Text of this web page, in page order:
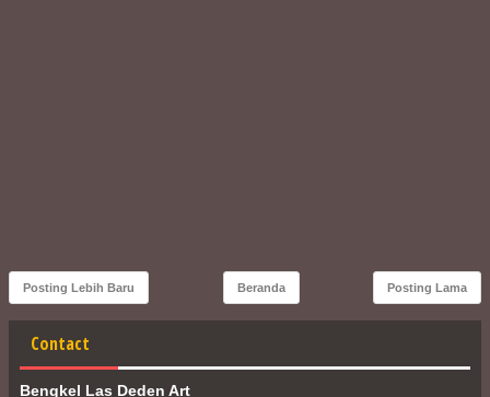
Posting Lebih Baru Posting Lama
Beranda
Contact
Bengkel Las Deden Art